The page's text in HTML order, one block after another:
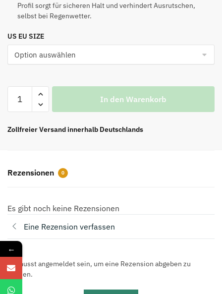
Profil sorgt für sicheren Halt und verhindert Ausrutschen,
selbst bei Regenwetter.
US EU SIZE
0WENS
Hausschuhe
Aprikose
In den Warenkorb
Zollfreier Versand innerhalb Deutschlands
Rezensionen 0
Es gibt noch keine Rezensionen
Eine Rezension verfassen
Du musst angemeldet sein, um eine Rezension abgeben zu
können.
←